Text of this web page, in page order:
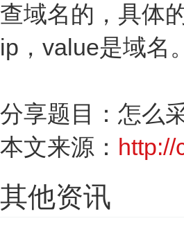
查域名的，具体
ip，value是域名
分享题目：怎么
本文来源：
其他资讯